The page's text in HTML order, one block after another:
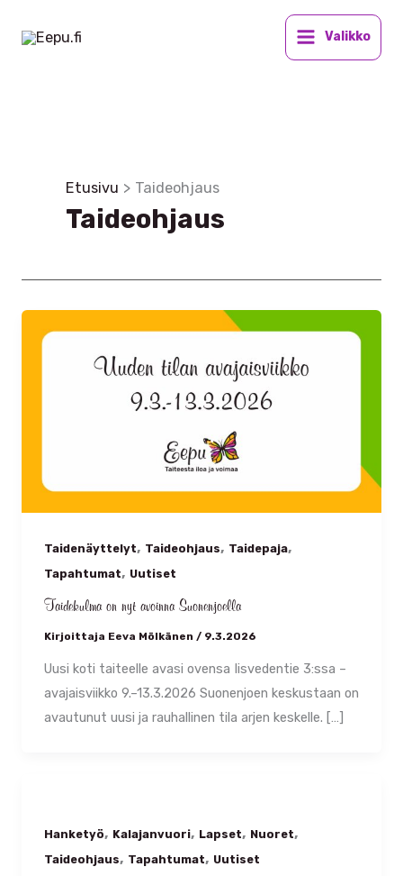
sisältöön
Valikko
Etusivu Taideohjaus
Taideohjaus
Taidenäyttelyt, Taideohjaus, Taidepaja,
Tapahtumat, Uutiset
Taidekulma on nyt avoinna Suonenjoella
Kirjoittaja Eeva Mölkänen / 9.3.2026
Uusi koti taiteelle avasi ovensa Iisvedentie 3:ssa –
avajaisviikko 9.–13.3.2026 Suonenjoen keskustaan on
avautunut uusi ja rauhallinen tila arjen keskelle. […]
Hanketyö, Kalajanvuori, Lapset, Nuoret,
Taideohjaus, Tapahtumat, Uutiset